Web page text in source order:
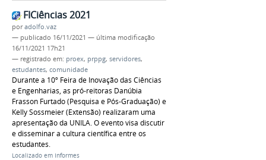
FICiências 2021
poradolfo.vaz
— publicado 16/11/2021 — última modificação
16/11/2021 17h21
— registrado em: proex, prppg, servidores,
estudantes, comunidade
Durante a 10º Feira de Inovação das Ciências
e Engenharias, as pró-reitoras Danúbia
Frasson Furtado (Pesquisa e Pós-Graduação) e
Kelly Sossmeier (Extensão) realizaram uma
apresentação da UNILA. O evento visa discutir
e disseminar a cultura científica entre os
estudantes.
Localizado em Informes